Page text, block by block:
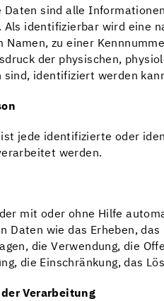
Daten sind alle
Als identifizierbar wird eine
Namen, zu einer
der physischen,
sind, identifiziert werden
jede identifizierte oder
werden.
mit oder ohne Hilfe
Daten wie das Erheben,
die Verwendung, die
die Einschränkung, das
Verarbeitung